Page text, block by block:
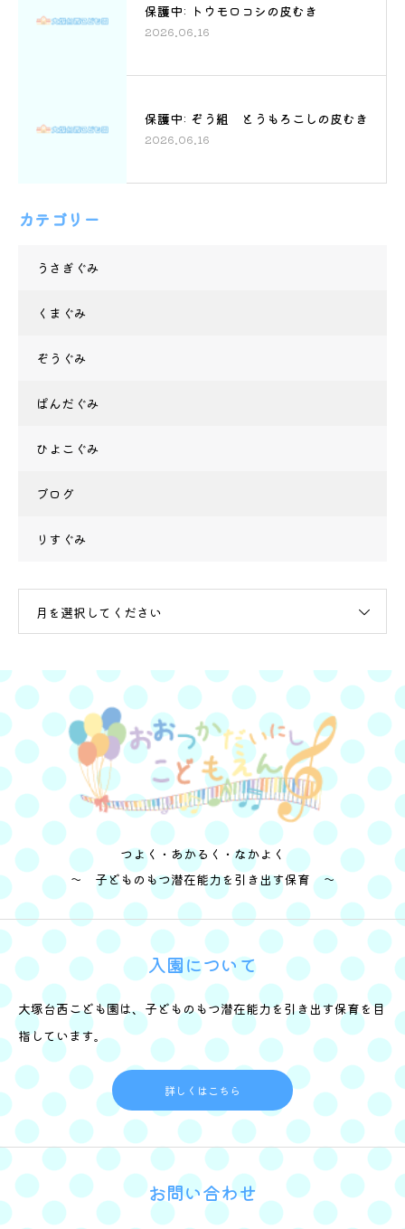
保護中: トウモロコシの皮むき
2026.06.16
保護中: ぞう組 とうもろこしの皮むき
2026.06.16
カテゴリー
うさぎぐみ
くまぐみ
ぞうぐみ
ぱんだぐみ
ひよこぐみ
ブログ
りすぐみ
月を選択してください
つよく・あかるく・なかよく
～ 子どものもつ潜在能力を引き出す保育 ～
入園について
大塚台西こども園は、子どものもつ潜在能力を引き出す保育を目
指しています。
詳しくはこちら
お問い合わせ